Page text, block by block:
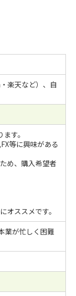
楽天など）、自
す。
等に興味がある
め、購入希望者
オススメです。
業が忙しく困難